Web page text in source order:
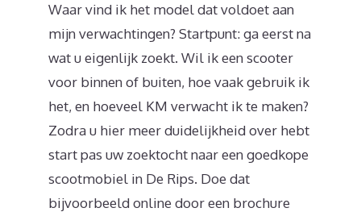
Waar vind ik het model dat voldoet aan
mijn verwachtingen? Startpunt: ga eerst na
wat u eigenlijk zoekt. Wil ik een scooter
voor binnen of buiten, hoe vaak gebruik ik
het, en hoeveel KM verwacht ik te maken?
Zodra u hier meer duidelijkheid over hebt
start pas uw zoektocht naar een goedkope
scootmobiel in De Rips. Doe dat
bijvoorbeeld online door een brochure